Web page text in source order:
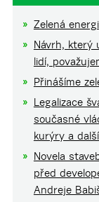
Zelená
Návrh, který
lidí,
Přinášíme
Legalizace
současné
kurýry a
Novela
před
Andreje